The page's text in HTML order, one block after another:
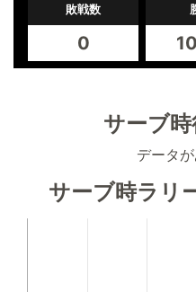
敗戦数
0
サーブ
データ
サーブ時ラリ